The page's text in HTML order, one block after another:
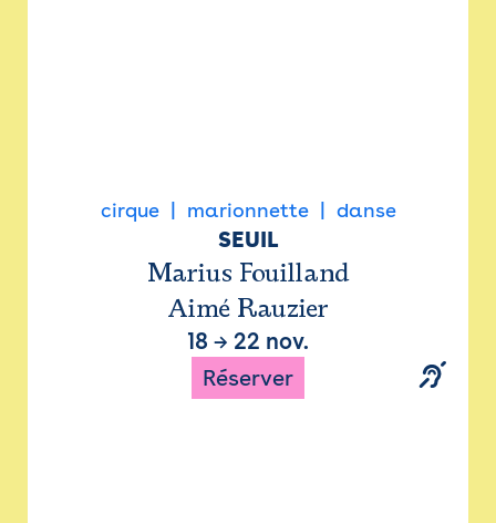
cirque marionnette danse
SEUIL
Marius Fouilland
Aimé Rauzier
18 → 22 nov.
Réserver